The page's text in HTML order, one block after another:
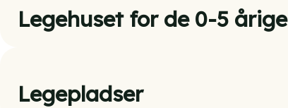
Legehuset for de 0-5 årige
Legepladser